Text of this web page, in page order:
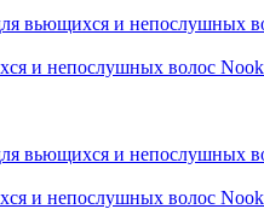
и непослушных волос
и непослушных волос